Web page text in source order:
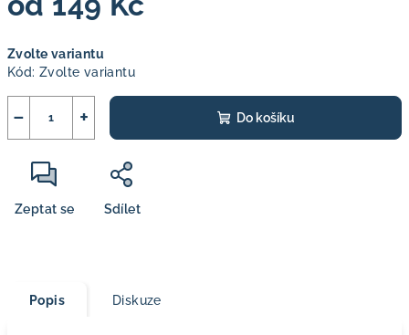
cena:
Zvolte variantu
Kód: Zvolte variantu
+
− Do košíku
Zeptat se Sdílet
Popis Diskuze